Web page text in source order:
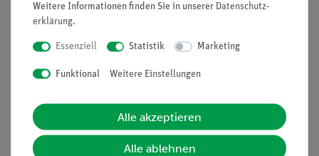
Vorteile
Versuch ist Teil einer Komplettsets, mit der alle
abgedeckt werden
Schnelle und einfache Versuchsvorbereitung
(Versuchsanleitung und Gefährdungsbeurteilung
verfügbar)
Weitere Informationen finden Sie in unserer Daten­schutz­
erklärung.
Essenziell Statistik Marketing
Funktional Weitere Einstellungen
Alle akzeptieren
Alle ablehnen